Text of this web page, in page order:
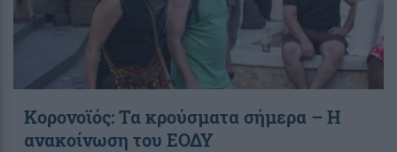
Κορονοϊός: Τα κρούσματα σήμερα – Η
ανακοίνωση του ΕΟΔΥ